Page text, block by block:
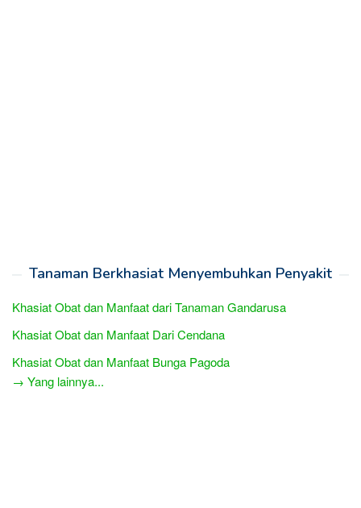
Tanaman Berkhasiat Menyembuhkan Penyakit
Khasiat Obat dan Manfaat dari Tanaman Gandarusa
Khasiat Obat dan Manfaat Dari Cendana
Khasiat Obat dan Manfaat Bunga Pagoda
→ Yang lainnya...